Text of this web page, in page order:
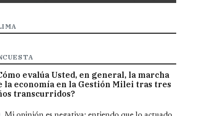
evalúa Usted, en general, la marcha
la economía en la Gestión Milei tras tres
transcurridos?